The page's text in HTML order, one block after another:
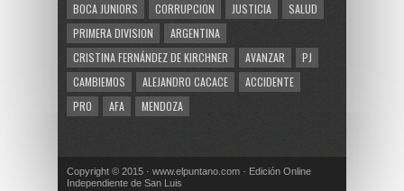
BOCA JUNIORS
CORRUPCION JUSTICIA
SALUD
PRIMERA DIVISION
ARGENTINA
CRISTINA FERNÁNDEZ DE KIRCHNER
AVANZAR
PJ
CAMBIEMOS
ALEJANDRO CACACE
ACCIDENTE
PRO
AFA MENDOZA
Copyright © 2015 · www.elpuntano.com · Edición Online
Independiente de San Luis